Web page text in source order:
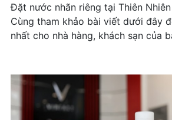
DES LAW: Chiến Lược Marketing
Nước Đóng Chai Logo Riêng
Nghệ
King Road Sử Dụng Nước Logo
Đặt nước nhãn riêng tại Thiên
Cùng tham khảo bài viết dưới đây
nhất cho nhà hàng, khách sạn của